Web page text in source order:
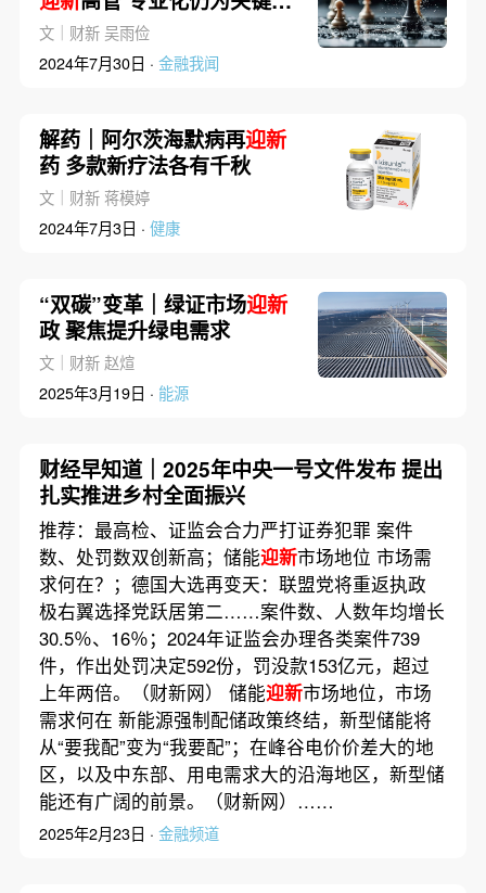
素
文｜财新 吴雨俭
2024年7月30日 · 金融我闻
解药｜阿尔茨海默病再迎新
药 多款新疗法各有千秋
文｜财新 蒋模婷
2024年7月3日 · 健康
“双碳”变革｜绿证市场迎新
政 聚焦提升绿电需求
文｜财新 赵煊
2025年3月19日 · 能源
财经早知道｜2025年中央一号文件发布 提出
扎实推进乡村全面振兴
推荐：最高检、证监会合力严打证券犯罪 案件
数、处罚数双创新高；储能迎新市场地位 市场需
求何在？；德国大选再变天：联盟党将重返执政
极右翼选择党跃居第二……案件数、人数年均增长
30.5％、16％；2024年证监会办理各类案件739
件，作出处罚决定592份，罚没款153亿元，超过
上年两倍。（财新网） 储能迎新市场地位，市场
需求何在 新能源强制配储政策终结，新型储能将
从“要我配”变为“我要配”；在峰谷电价价差大的地
区，以及中东部、用电需求大的沿海地区，新型储
能还有广阔的前景。（财新网）……
2025年2月23日 · 金融频道